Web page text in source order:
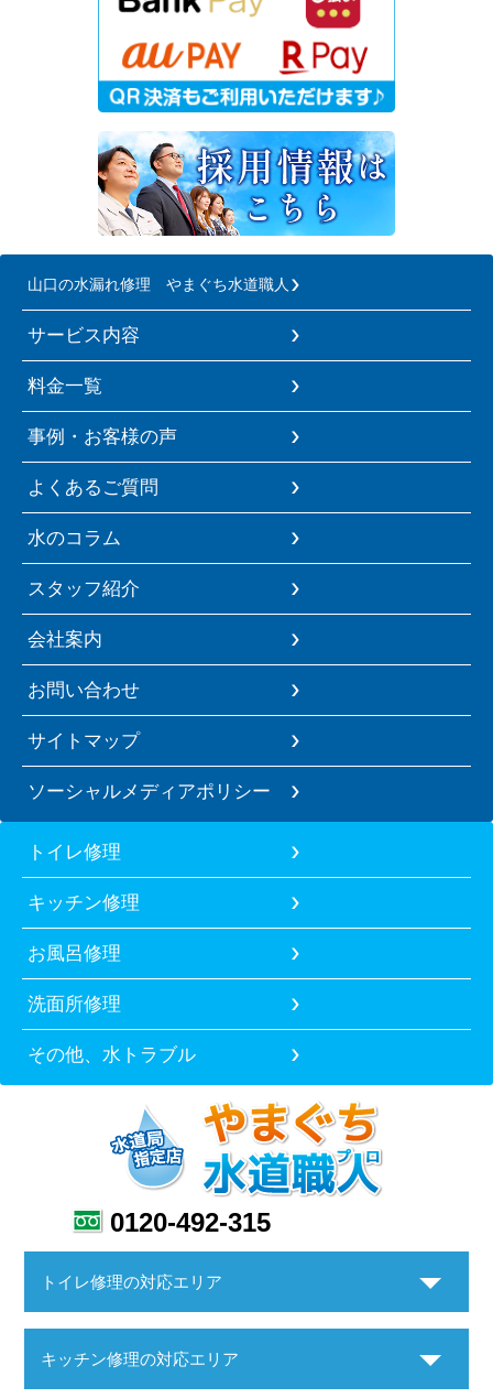
山口の水漏れ修理 やまぐち水道職人
サービス内容
料金一覧
事例・お客様の声
よくあるご質問
水のコラム
スタッフ紹介
会社案内
お問い合わせ
サイトマップ
ソーシャルメディアポリシー
トイレ修理
キッチン修理
お風呂修理
洗面所修理
その他、水トラブル
0120-492-315
トイレ修理の対応エリア
キッチン修理の対応エリア